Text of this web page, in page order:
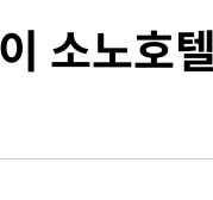
감
교정본부장 기소
에 수사 재개"
' 된 축구협회
소노호